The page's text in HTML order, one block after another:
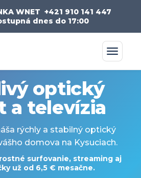
WNET+421 910 141 447
dnes do 17:00
optický
a televízia
rýchly a stabilný optický
domova na Kysuciach.
surfovanie, streaming aj
už od 6,5 € mesačne.